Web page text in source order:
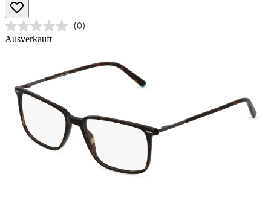
(0)
Ausverkauft